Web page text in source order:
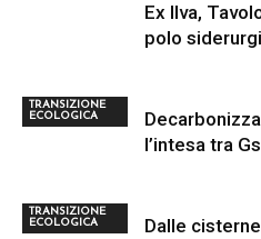
TRANSIZIONE
ECOLOGICA
Ex Ilva,
polo
TRANSIZIONE
ECOLOGICA
l’intesa tra
Dalle